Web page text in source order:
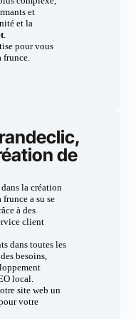
et
et la
.
pour vous
frunce.
de
dans la création
a su se
à des
client
dans toutes les
besoins,
local.
site web un
votre